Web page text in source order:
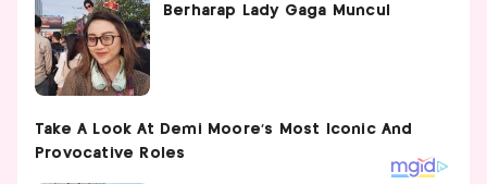
Berharap Lady Gaga Muncul